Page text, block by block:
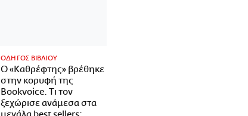
ΟΔΗΓΟΣ ΒΙΒΛΙΟΥ
Ο «Καθρέφτης» βρέθηκε
στην κορυφή της
Bookvoice. Τι τον
ξεχώρισε ανάμεσα στα